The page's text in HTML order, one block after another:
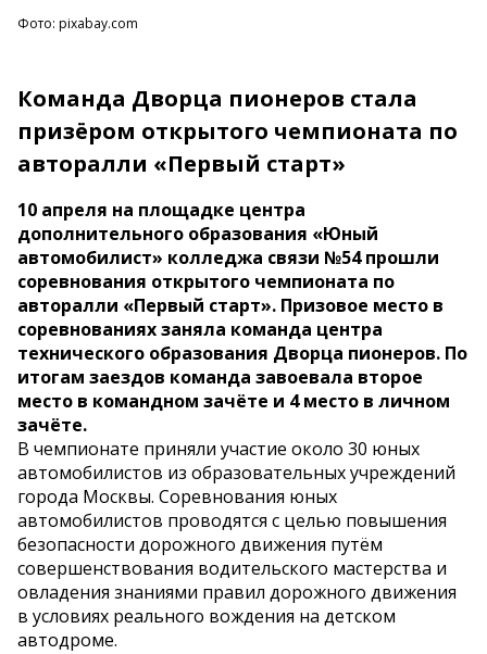
Фото: pixabay.com
Команда Дворца пионеров стала
призёром открытого чемпионата по
авторалли «Первый старт»
10 апреля на площадке центра
дополнительного образования «Юный
автомобилист» колледжа связи №54 прошли
соревнования открытого чемпионата по
авторалли «Первый старт». Призовое место в
соревнованиях заняла команда центра
технического образования Дворца пионеров. По
итогам заездов команда завоевала второе
место в командном зачёте и 4 место в личном
зачёте.
В чемпионате приняли участие около 30 юных
автомобилистов из образовательных учреждений
города Москвы. Соревнования юных
автомобилистов проводятся с целью повышения
безопасности дорожного движения путём
совершенствования водительского мастерства и
овладения знаниями правил дорожного движения
в условиях реального вождения на детском
автодроме.